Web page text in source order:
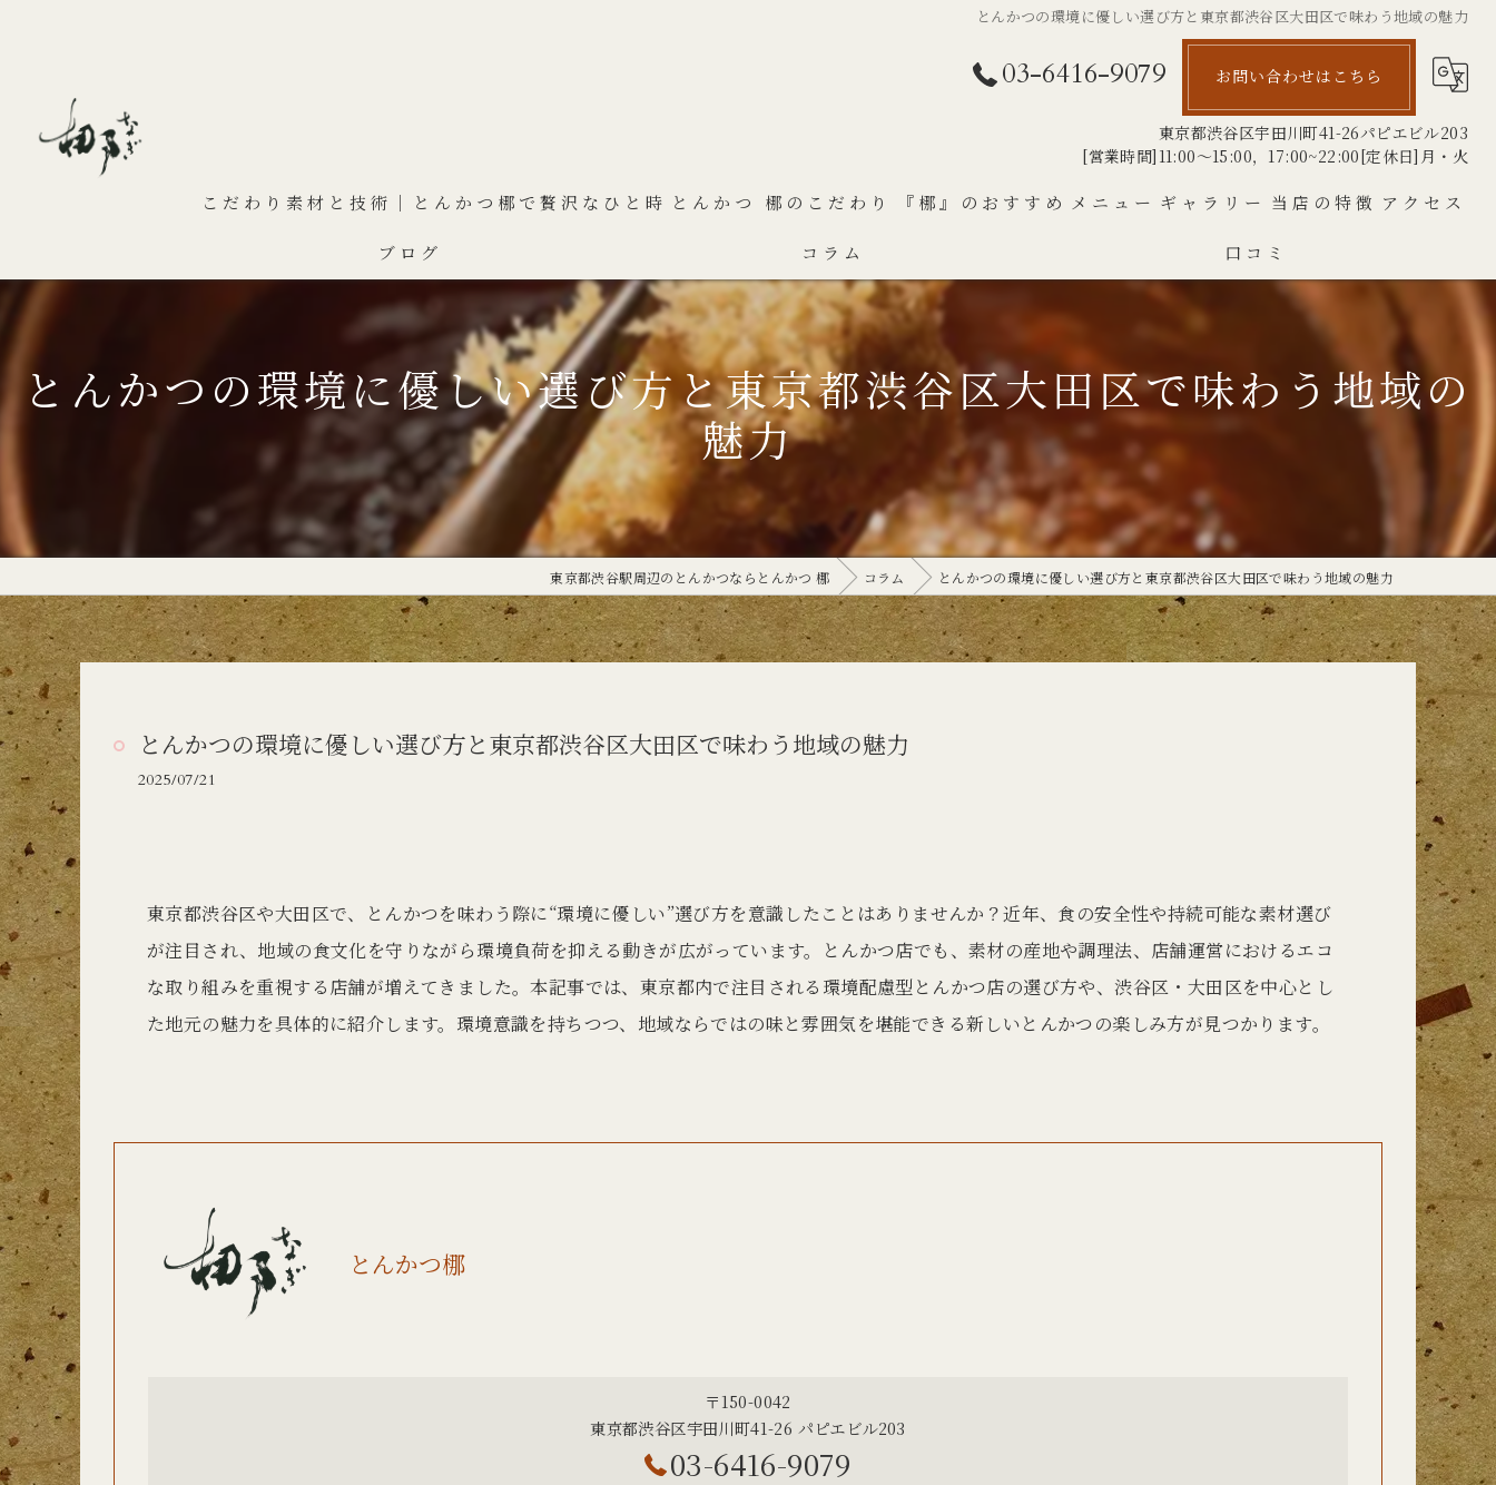
とんかつの環境に優しい選び方と東京都渋谷区大田区で味わう地域の魅力
03-6416-9079 お問い合わせはこちら
東京都渋谷区宇田川町41-26パピエビル203
[営業時間]11:00～15:00，17:00~22:00[定休日]月・火
こだわり素材と技術｜とんかつ梛で贅沢なひと時 とんかつ 梛のこだわり 『梛』のおすすめ メニュー ギャラリー 当店の特徴
とんかつ
銘柄豚
ランチ
アクセス
ブログ コラム 口コミ
とんかつの環境に優しい選び方と東京都渋谷区大田区で味わう地域の
魅力
東京都渋谷駅周辺のとんかつならとんかつ 梛 コラム とんかつの環境に優しい選び方と東京都渋谷区大田区で味わう地域の魅力
とんかつの環境に優しい選び方と東京都渋谷区大田区で味わう地域の魅力
2025/07/21
東京都渋谷区や大田区で、とんかつを味わう際に“環境に優しい”選び方を意識したことはありませんか？近年、食の安全性や持続可能な素材選び
が注目され、地域の食文化を守りながら環境負荷を抑える動きが広がっています。とんかつ店でも、素材の産地や調理法、店舗運営におけるエコ
な取り組みを重視する店舗が増えてきました。本記事では、東京都内で注目される環境配慮型とんかつ店の選び方や、渋谷区・大田区を中心とし
た地元の魅力を具体的に紹介します。環境意識を持ちつつ、地域ならではの味と雰囲気を堪能できる新しいとんかつの楽しみ方が見つかります。
とんかつ梛
〒150-0042
東京都渋谷区宇田川町41-26 パピエビル203
03-6416-9079